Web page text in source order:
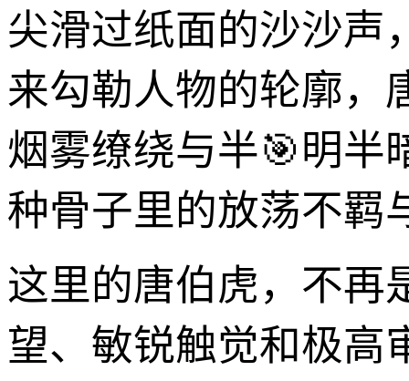
尖滑过纸面的沙沙声
来勾勒人物的轮廓，
烟雾缭绕与半🎯明半
种骨子里的放荡不羁
这里的唐伯虎，不再
望、敏锐触觉和极高